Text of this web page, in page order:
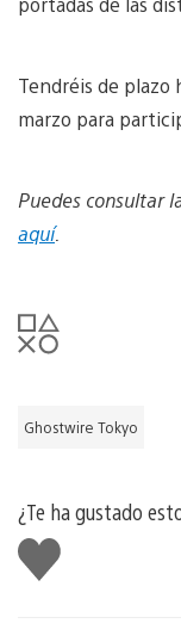
Tendréis de plazo
marzo para
Puedes consultar
aquí.
Ghostwire Tokyo
¿Te ha gustado
Me
gusta
esto